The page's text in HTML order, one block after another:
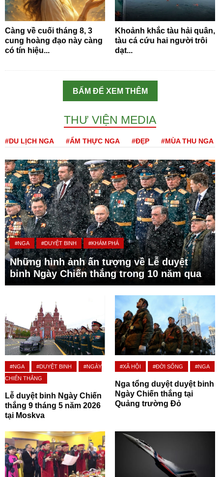
Càng về cuối tháng 8, 3
cung hoàng đạo này càng
có tín hiệu...
Khoảnh khắc tàu hải quân,
tàu cá cứu hai người trôi
dạt...
BẤM ĐỂ XEM THÊM
THƯ VIỆN MEDIA
#DU LỊCH NGA #ẨM THỰC NGA #ĐẸP #MÙA THU NGA
#NGA #DUYỆT BINH #KHÁM PHÁ
Những hình ảnh ấn tượng về Lễ duyệt
binh Ngày Chiến thắng trong 10 năm qua
#NGA #DUYỆT BINH
#NGÀY
CHIẾN THẮNG
Lễ duyệt binh Ngày Chiến
thắng 9 tháng 5 năm 2026
tại Moskva
#XÃ HỘI #ĐỜI SỐNG #NGA
Nga tổng duyệt duyệt binh
Ngày Chiến thắng tại
Quảng trường Đỏ